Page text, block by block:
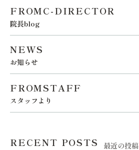
FROMC-DIRECTOR
院長blog
NEWS
お知らせ
FROMSTAFF
スタッフより
RECENT POSTS 最近の投稿